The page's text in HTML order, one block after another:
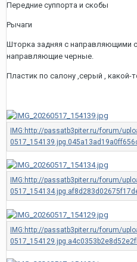
Передние суппорта и скобы
Рычаги
Шторка задняя с направляющими
направляющие черные.
Пластик по салону ,серый , какой-